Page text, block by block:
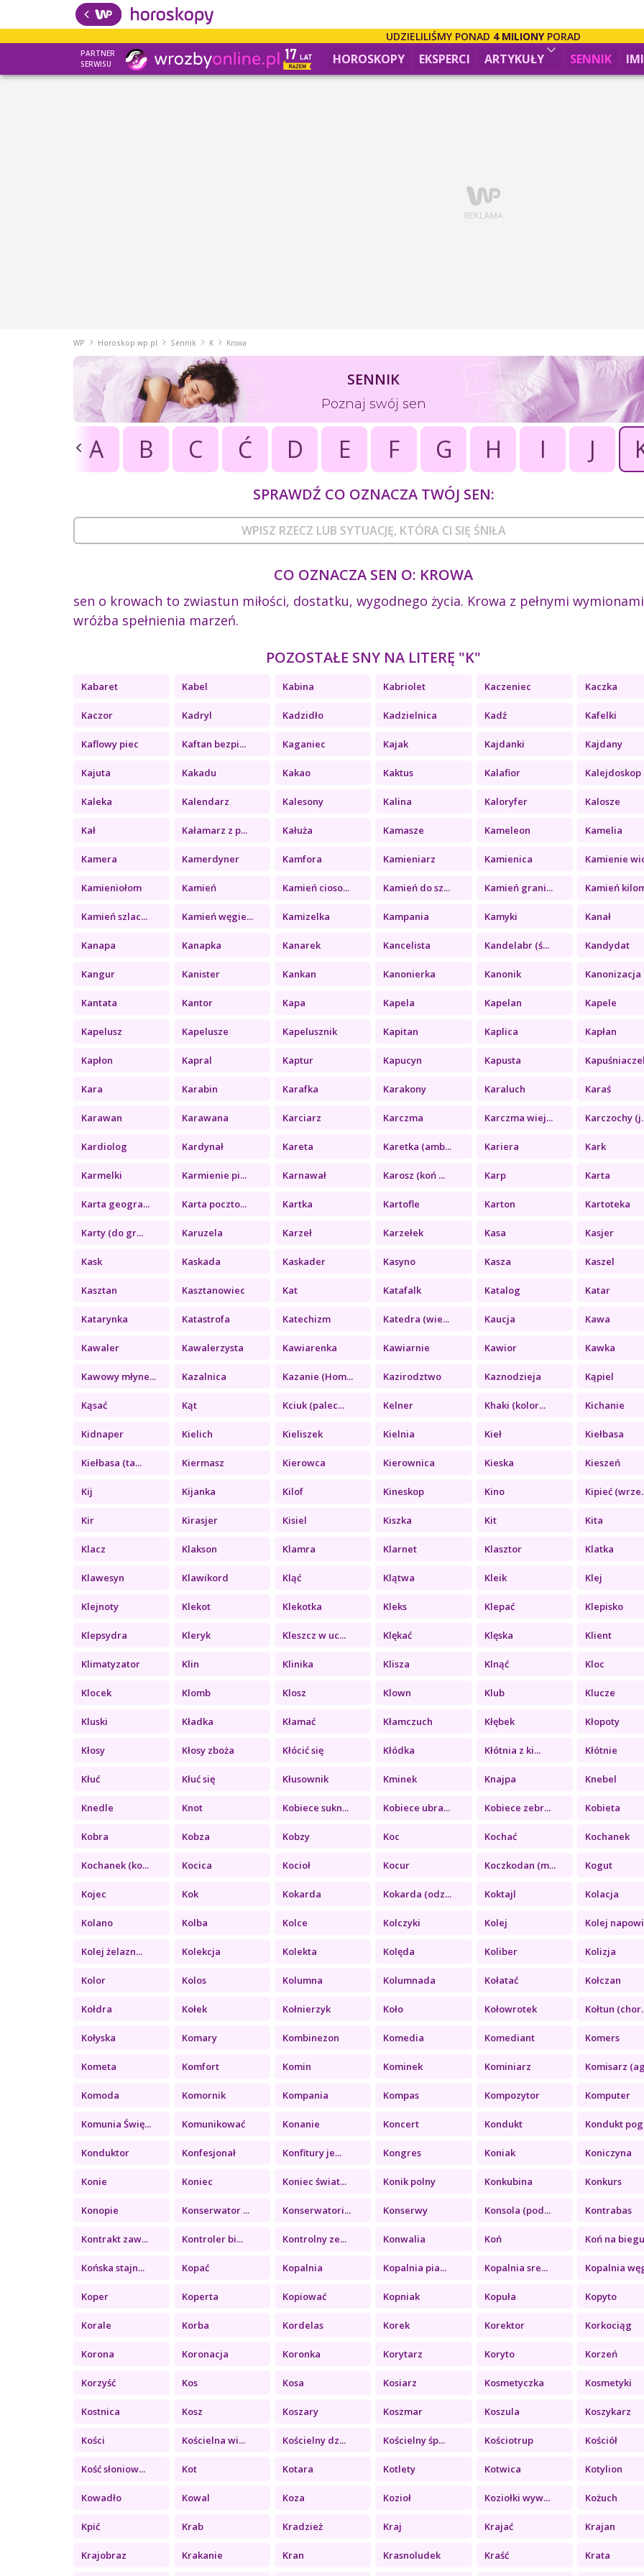
UDZIELILIŚMY PONAD 4 MILIONYPORAD
PARTNER
SERWISU
HOROSKOPY EKSPERCI ARTYKUŁY SENNIK
WP Horoskop.wp.pl Sennik K Krowa
SENNIK
Poznaj swój sen
A B C Ć D E F G H I J
SPRAWDŹ CO OZNACZA TWÓJ SEN:
CO OZNACZA SEN O: KROWA
sen o krowach to zwiastun miłości, dostatku, wygodnego życia. Krowa z pełnymi
wróżba spełnienia marzeń.
POZOSTAŁE SNY NA LITERĘ "K"
Kabaret Kabel Kabina Kabriolet Kaczeniec Kaczka
Kaczor Kadryl Kadzidło Kadzielnica Kadź Kafelki
Kaflowy piec Kaftan bezpi... Kaganiec Kajak Kajdanki Kajdany
Kajuta Kakadu Kakao Kaktus Kalafior Kalejdoskop
Kaleka Kalendarz Kalesony Kalina Kaloryfer Kalosze
Kał Kałamarz z p... Kałuża Kamasze Kameleon Kamelia
Kamera Kamerdyner Kamfora Kamieniarz Kamienica Kamienie
Kamieniołom Kamień Kamień cioso... Kamień do sz... Kamień grani... Kamień
Kamień szlac... Kamień węgie... Kamizelka Kampania Kamyki Kanał
Kanapa Kanapka Kanarek Kancelista Kandelabr (ś... Kandydat
Kangur Kanister Kankan Kanonierka Kanonik Kanonizacja
Kantata Kantor Kapa Kapela Kapelan Kapele
Kapelusz Kapelusze Kapelusznik Kapitan Kaplica Kapłan
Kapłon Kapral Kaptur Kapucyn Kapusta
Kara Karabin Karafka Karakony Karaluch Karaś
Karawan Karawana Karciarz Karczma Karczma wiej... Karczochy
Kardiolog Kardynał Kareta Karetka (amb... Kariera Kark
Karmelki Karmienie pi... Karnawał Karosz (koń ... Karp Karta
Karta geogra... Karta poczto... Kartka Kartofle Karton Kartoteka
Karty (do gr... Karuzela Karzeł Karzełek Kasa Kasjer
Kask Kaskada Kaskader Kasyno Kasza Kaszel
Kasztan Kasztanowiec Kat Katafalk Katalog Katar
Katarynka Katastrofa Katechizm Katedra (wie... Kaucja Kawa
Kawaler Kawalerzysta Kawiarenka Kawiarnie Kawior Kawka
Kawowy młyne... Kazalnica Kazanie (Hom... Kazirodztwo Kaznodzieja Kąpiel
Kąsać Kąt Kciuk (palec... Kelner Khaki (kolor... Kichanie
Kidnaper Kielich Kieliszek Kielnia Kieł Kiełbasa
Kiełbasa (ta... Kiermasz Kierowca Kierownica Kieska Kieszeń
Kij Kijanka Kilof Kineskop Kino Kipieć
Kir Kirasjer Kisiel Kiszka Kit Kita
Klacz Klakson Klamra Klarnet Klasztor Klatka
Klawesyn Klawikord Kląć Klątwa Kleik Klej
Klejnoty Klekot Klekotka Kleks Klepać Klepisko
Klepsydra Kleryk Kleszcz w uc... Klękać Klęska Klient
Klimatyzator Klin Klinika Klisza Klnąć Kloc
Klocek Klomb Klosz Klown Klub Klucze
Kluski Kładka Kłamać Kłamczuch Kłębek Kłopoty
Kłosy Kłosy zboża Kłócić się Kłódka Kłótnia z ki... Kłótnie
Kłuć Kłuć się Kłusownik Kminek Knajpa Knebel
Knedle Knot Kobiece sukn... Kobiece ubra... Kobiece zebr... Kobieta
Kobra Kobza Kobzy Koc Kochać Kochanek
Kochanek (ko... Kocica Kocioł Kocur Koczkodan (m... Kogut
Kojec Kok Kokarda Kokarda (odz... Koktajl Kolacja
Kolano Kolba Kolce Kolczyki Kolej Kolej
Kolej żelazn... Kolekcja Kolekta Kolęda Koliber Kolizja
Kolor Kolos Kolumna Kolumnada Kołatać Kołczan
Kołdra Kołek Kołnierzyk Koło Kołowrotek Kołtun
Kołyska Komary Kombinezon Komedia Komediant Komers
Kometa Komfort Komin Kominek Kominiarz Komisarz
Komoda Komornik Kompania Kompas Kompozytor Komputer
Komunia Świę... Komunikować Konanie Koncert Kondukt Kondukt
Konduktor Konfesjonał Konfitury je... Kongres Koniak Koniczyna
Konie Koniec Koniec świat... Konik polny Konkubina Konkurs
Konopie Konserwator ... Konserwatori... Konserwy Konsola (pod... Kontrabas
Kontrakt zaw... Kontroler bi... Kontrolny ze... Konwalia Koń Koń na
Końska stajn... Kopać Kopalnia Kopalnia pia... Kopalnia sre... Kopalnia
Koper Koperta Kopiować Kopniak Kopuła Kopyto
Korale Korba Kordelas Korek Korektor Korkociąg
Korona Koronacja Koronka Korytarz Koryto Korzeń
Korzyść Kos Kosa Kosiarz Kosmetyczka Kosmetyki
Kostnica Kosz Koszary Koszmar Koszula Koszykarz
Kości Kościelna wi... Kościelny dz... Kościelny śp... Kościotrup Kościół
Kość słoniow... Kot Kotara Kotlety Kotwica Kotylion
Kowadło Kowal Koza Kozioł Koziołki wyw... Kożuch
Kpić Krab Kradzież Kraj Krajać Krajan
Krajobraz Krakanie Kran Krasnoludek Kraść Krata